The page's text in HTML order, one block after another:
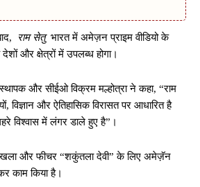
राम सेतुभारत में अमेज़न प्राइम वीडियो के
और क्षेत्रों में उपलब्ध होगा।
और सीईओ विक्रम मल्होत्रा ​​ने कहा, “राम
विज्ञान और ऐतिहासिक विरासत पर आधारित है
विश्वास में लंगर डाले हुए है”।
और फीचर “शकुंतला देवी” के लिए अमेज़ॅन
काम किया है।